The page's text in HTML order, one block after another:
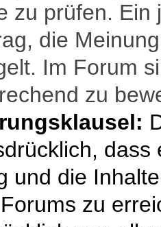
zu prüfen.
die
Im Forum
zu
und die
zu